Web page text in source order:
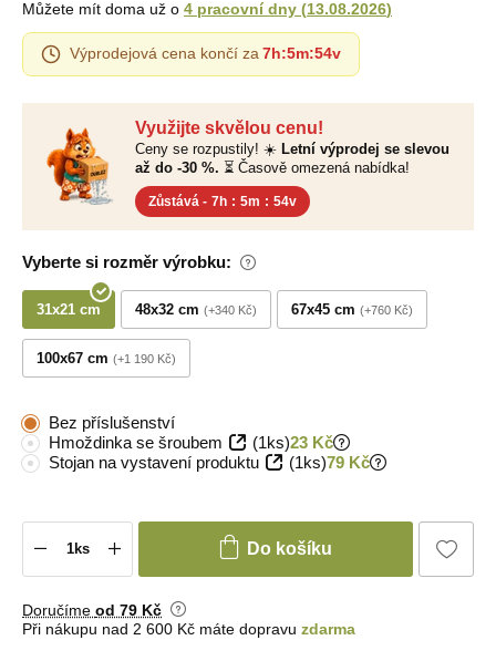
Využijte skvělou cenu!
Ceny se rozpustily! ☀️ Letní výprodej se slevou
až do -30 %. ⏳ Časově omezená nabídka!
Zůstává - 7h : 5m : 53v
Vyberte si rozměr výrobku:
31x21 cm 48x32 cm +340 Kč 67x45 cm +760 Kč
100x67 cm +1 190 Kč
Můžete mít doma už o 4 pracovní dny (13.08.2026)
Výprodejová cena končí za 7h:5m:53v
Bez příslušenství
Hmoždinka se šroubem
(1ks)23 Kč
Stojan na vystavení produktu
(1ks)79 Kč
Do košíku
Doručíme od 79 Kč
Při nákupu nad 2 600 Kč máte dopravu zdarma